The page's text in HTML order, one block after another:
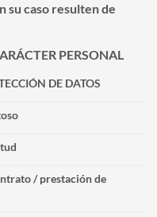
su caso resulten de
PERSONAL
DE DATOS
/ prestación de